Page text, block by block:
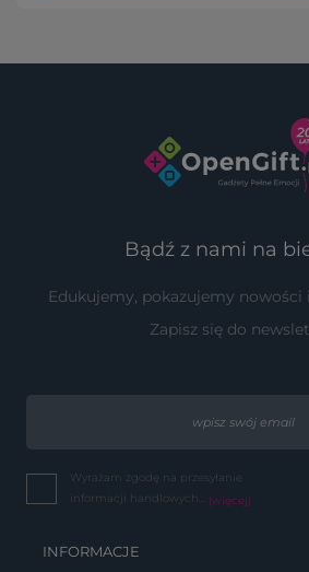
Bądź z nami na
Edukujemy, pokazujemy nowości
Zapisz się do
Wyrażam zgodę na przesyłanie
informacji handlowych... (więcej)
INFORMACJE